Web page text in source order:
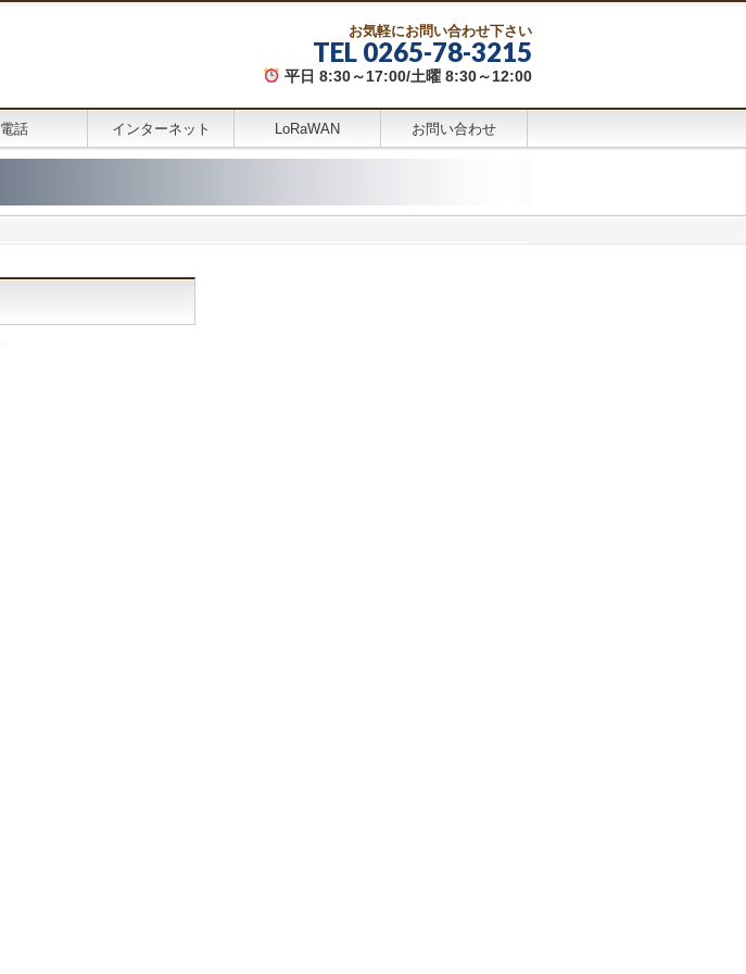
お気軽にお問い合わせ下さい
TEL 0265-78-3215
平日 8:30～17:00/土曜 8:30～12:00
電話 インターネット LoRaWAN お問い合わせ